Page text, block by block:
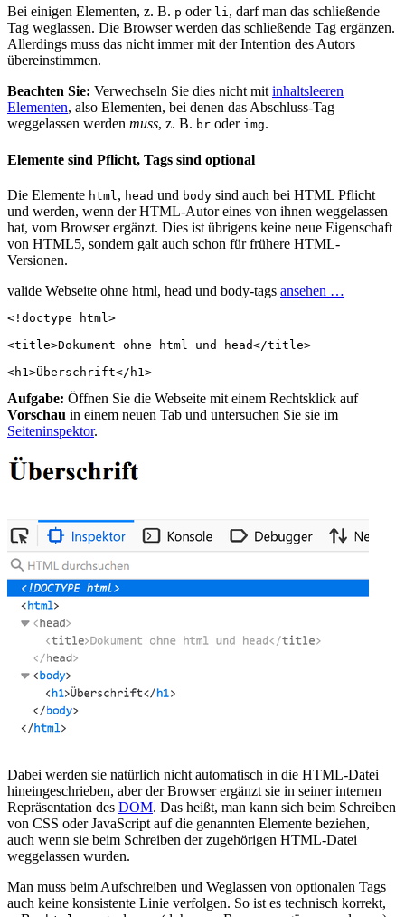
Bei einigen Elementen, z. B. p oder li, darf man das schließende
Tag weglassen. Die Browser werden das schließende Tag ergänzen.
Allerdings muss das nicht immer mit der Intention des Autors
übereinstimmen.
Beachten Sie: Verwechseln Sie dies nicht mit inhaltsleeren
Elementen, also Elementen, bei denen das Abschluss-Tag
weggelassen werden muss, z. B. br oder img.
Elemente sind Pflicht, Tags sind optional
Die Elemente html , head und body sind auch bei HTML Pflicht
und werden, wenn der HTML-Autor eines von ihnen weggelassen
hat, vom Browser ergänzt. Dies ist übrigens keine neue Eigenschaft
von HTML5, sondern galt auch schon für frühere HTML-
Versionen.
valide Webseite ohne html, head und body-tags ansehen …
<!doctype html>
<title>Dokument ohne html und head</title>
<h1 >Überschrift</ h1 >
Aufgabe: Öffnen Sie die Webseite mit einem Rechtsklick auf
Vorschau in einem neuen Tab und untersuchen Sie sie im
Seiteninspektor.
Dabei werden sie natürlich nicht automatisch in die HTML-Datei
hineingeschrieben, aber der Browser ergänzt sie in seiner internen
Repräsentation des DOM. Das heißt, man kann sich beim Schreiben
von CSS oder JavaScript auf die genannten Elemente beziehen,
auch wenn sie beim Schreiben der zugehörigen HTML-Datei
weggelassen wurden.
Man muss beim Aufschreiben und Weglassen von optionalen Tags
auch keine konsistente Linie verfolgen. So ist es technisch korrekt,